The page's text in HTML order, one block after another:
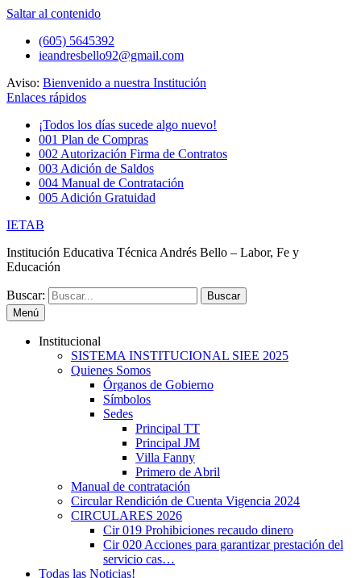
Saltar al contenido
(605) 5645392
ieandresbello92@gmail.com
Aviso: Bienvenido a nuestra Institución
Enlaces rápidos
¡Todos los días sucede algo nuevo!
001 Plan de Compras
002 Autorización Firma de Contratos
003 Adición de Saldos
004 Manual de Contratación
005 Adición Gratuidad
IETAB
Institución Educativa Técnica Andrés Bello – Labor, Fe y
Educación
Buscar:
Menú
Institucional
SISTEMA INSTITUCIONAL SIEE 2025
Quienes Somos
Órganos de Gobierno
Símbolos
Sedes
Principal TT
Principal JM
Villa Fanny
Primero de Abril
Manual de contratación
Circular Rendición de Cuenta Vigencia 2024
CIRCULARES 2026
Cir 019 Prohibiciones recaudo dinero
Cir 020 Acciones para garantizar prestación del
servicio cas…
Todas las Noticias!